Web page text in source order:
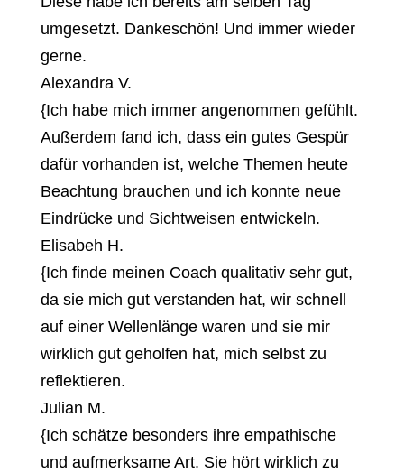
umgesetzt. Dankeschön! Und immer wieder
gerne.
Alexandra V.
{Ich habe mich immer angenommen gefühlt.
Außerdem fand ich, dass ein gutes Gespür
dafür vorhanden ist, welche Themen heute
Beachtung brauchen und ich konnte neue
Eindrücke und Sichtweisen entwickeln.
Elisabeh H.
{Ich finde meinen Coach qualitativ sehr gut,
da sie mich gut verstanden hat, wir schnell
auf einer Wellenlänge waren und sie mir
wirklich gut geholfen hat, mich selbst zu
reflektieren.
Julian M.
{Ich schätze besonders ihre empathische
und aufmerksame Art. Sie hört wirklich zu